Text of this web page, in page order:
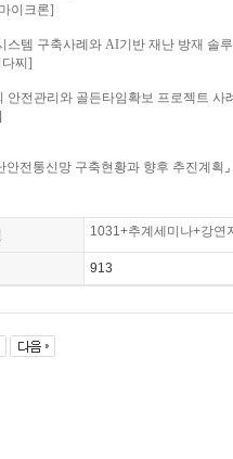
이크론]
스템 구축사례와 AI기반 재난 방재 솔
찌]
안전관리와 골든타임확보 프로젝트 사
전통신망 구축현황과 향후 추진계획⌟
1031+추계세미나+강연
913